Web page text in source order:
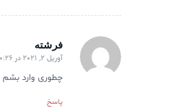
فرشته
گفته:آوریل 2, 2021 در 10:26 ب.ظ
چطوری وارد بشم
پاسخ